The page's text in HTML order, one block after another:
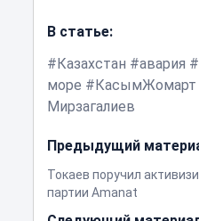
В статье:
Казахстан
авария
море
КасымЖомарт
Мирзагалиев
Предыдущий
Токаев поручил
партии Amanat